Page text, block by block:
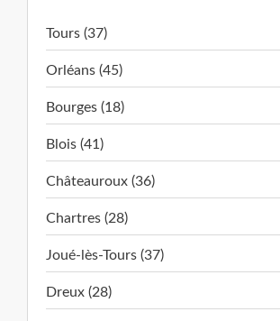
Tours (37)
Orléans (45)
Bourges (18)
Blois (41)
Châteauroux (36)
Chartres (28)
Joué-lès-Tours (37)
Dreux (28)